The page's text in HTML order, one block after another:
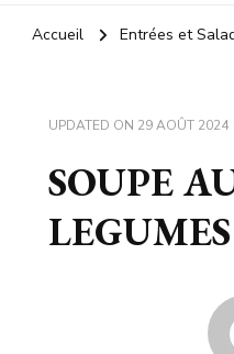
Accueil Entrées et
UPDATED ON 29 AOÛT 2024
SOUPE
LEGUMES